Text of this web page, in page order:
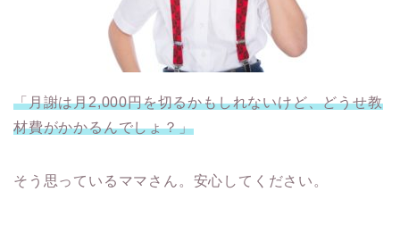
「月謝は月2,000円を切るかもしれないけど、どうせ教
材費がかかるんでしょ？」
そう思っているママさん。安心してください。